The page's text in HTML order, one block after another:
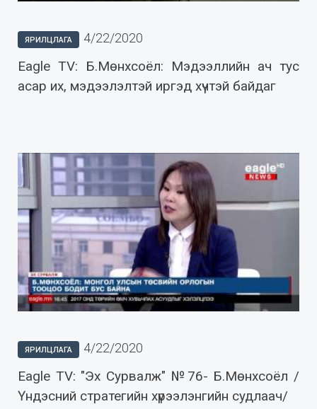
ЯРИЛЦЛАГА 4/22/2020
Eagle TV: Б.Мөнхсоёл: Мэдээллийн ач тус
асар их, мэдээлэлтэй иргэд хүчтэй байдаг
ЯРИЛЦЛАГА 4/22/2020
Eagle TV: "Эх Сурвалж" №76- Б.Мөнхсоёл /
Үндэсний стратегийн хүрээлэнгийн судлаач/